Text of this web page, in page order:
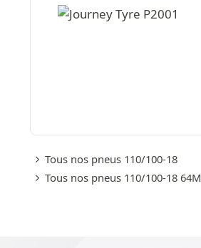
Tous nos pneus 110/100-18
Tous nos pneus 110/100-18 64M